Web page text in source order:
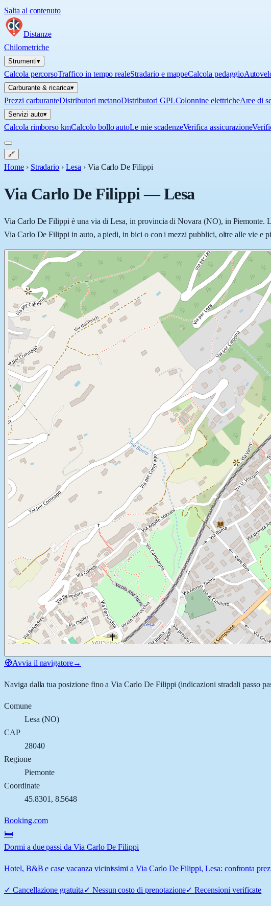
Salta al contenuto
Distanze
Chilometriche
Strumenti▾
Calcola percorsoTraffico in tempo realeStradario e mappeCalcola pedaggio
Carburante & ricarica▾
Prezzi carburanteDistributori metanoDistributori GPLColonnine elettricheAree di
Servizi auto▾
Calcola rimborso kmCalcolo bollo autoLe mie scadenzeVerifica assicurazione
🔗
Home › Stradario › Lesa › Via Carlo De Filippi
Via Carlo De Filippi—Lesa
Via Carlo De Filippi è una via di Lesa, in provincia di Novara (NO), in Piemonte.
Via Carlo De Filippi in auto, a piedi, in bici o con i mezzi pubblici, oltre alle vie e
🧭Avvia il navigatore→
Naviga dalla tua posizione fino aVia Carlo De Filippi (indicazioni stradali passo
Comune
Lesa (NO)
CAP
28040
Regione
Piemonte
Coordinate
45.8301 , 8.5648
Booking.com
🛏️
Dormi a due passi da Via Carlo De Filippi
Hotel, B&B e case vacanza vicinissimi a Via Carlo De Filippi, Lesa: confronta
✓ Cancellazione gratuita✓ Nessun costo di prenotazione✓Recensioni verificate